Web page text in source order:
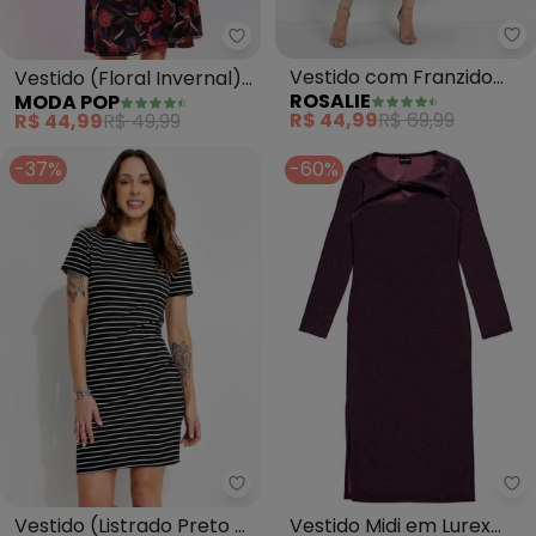
Moda Pop - Vestido (Floral
Vestido (Floral Invernal)
em Malha
MODA POP
R$ 44,99R$ 49,99
Vestido com Franzido
(Nude)
ROSALIE
R$ 44,99R$ 69,99
-37%
Bimini - Vestido (Listrado
Vestido (Listrado Preto e
-60%
Vestido Midi em Lurex